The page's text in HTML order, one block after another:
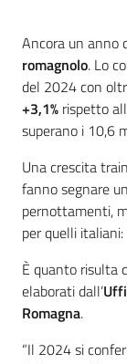
Argomenti
Novità
Servizi
Leggi Atti Bandi
Ancora un anno
romagnolo. Lo
del 2024 con
+3,1% rispetto
superano i 10,6
Una crescita
fanno segnare
pernottamenti,
per quelli
È quanto risulta
elaborati dall’
Romagna.
“Il 2024 si